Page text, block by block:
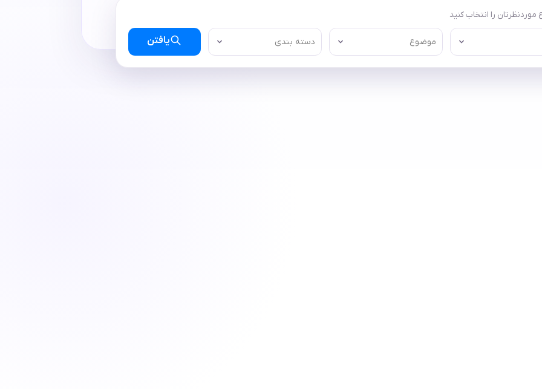
را انتخاب کنید
موضوع دسته بندی یافتن